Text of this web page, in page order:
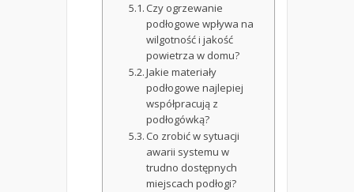
Czy ogrzewanie
podłogowe wpływa na
wilgotność i jakość
powietrza w domu?
Jakie materiały
podłogowe najlepiej
współpracują z
podłogówką?
Co zrobić w sytuacji
awarii systemu w
trudno dostępnych
miejscach podłogi?